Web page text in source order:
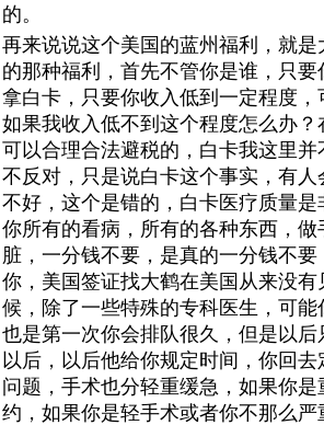
的。
再来说说这个美国的蓝州福利，就是
的那种福利，首先不管你是谁，只
拿白卡，只要你收入低到一定程度，
如果我收入低不到这个程度怎么办
可以合理合法避税的，白卡我这里
不反对，只是说白卡这个事实，有
不好，这个是错的，白卡医疗质量是
你所有的看病，所有的各种东西，
脏，一分钱不要，是真的一分钱不
你，美国签证找大鹤在美国从来没
候，除了一些特殊的专科医生，可能
也是第一次你会排队很久，但是以
以后，以后他给你规定时间，你回
问题，手术也分轻重缓急，如果你
约，如果你是轻手术或者你不那么严